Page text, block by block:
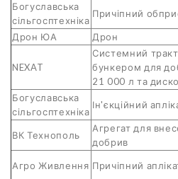
Богуславська
сільгосптехніка
Причіпний
Дрон ЮА
Дрон
NEXAT
Системний
бункером для
21 000 л та
Богуславська
сільгосптехніка
Ін'єкційний
ВК Технополь
Агрегат для
добрив
Агро Живлення Причіпний